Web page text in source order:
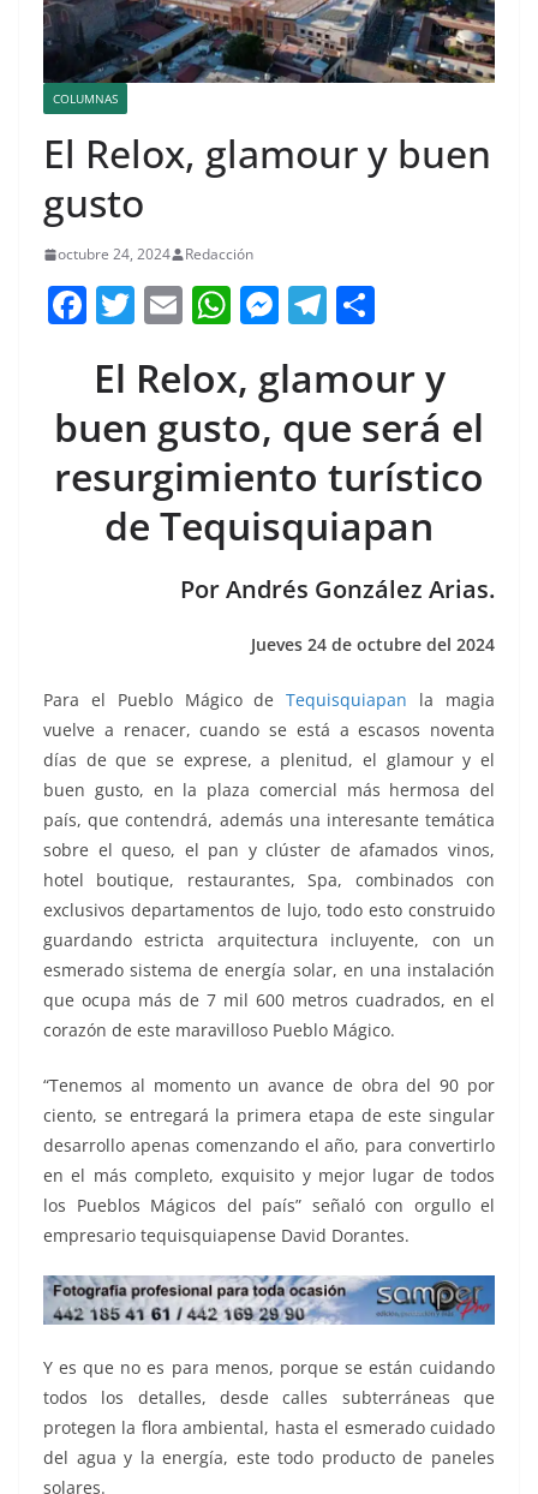
COLUMNAS
El Relox, glamour y buen
gusto
octubre 24, 2024 Redacción
F
c
e
b
o
o
T
itt
er
E
ai
l
W
at
s
A
p
p
M
ss
e
n
g
er
T
e
gr
a
m
m
p
ar
tir
El Relox, glamour y
buen gusto, que será el
resurgimiento turístico
de Tequisquiapan
Por Andrés González Arias.
Jueves 24 de octubre del 2024
Para el Pueblo Mágico deTequisquiapan la magia
vuelve a renacer, cuando se está a escasos noventa
días de que se exprese, a plenitud, el glamour y el
buen gusto, en la plaza comercial más hermosa del
país, que contendrá, además una interesante temática
sobre el queso, el pan y clúster de afamados vinos,
hotel boutique, restaurantes, Spa, combinados con
exclusivos departamentos de lujo, todo esto construido
guardando estricta arquitectura incluyente, con un
esmerado sistema de energía solar, en una instalación
que ocupa más de 7 mil 600 metros cuadrados, en el
corazón de este maravilloso Pueblo Mágico.
“Tenemos al momento un avance de obra del 90 por
ciento, se entregará la primera etapa de este singular
desarrollo apenas comenzando el año, para convertirlo
en el más completo, exquisito y mejor lugar de todos
los Pueblos Mágicos del país” señaló con orgullo el
empresario tequisquiapense David Dorantes.
Y es que no es para menos, porque se están cuidando
todos los detalles, desde calles subterráneas que
protegen la flora ambiental, hasta el esmerado cuidado
del agua y la energía, este todo producto de paneles
solares.